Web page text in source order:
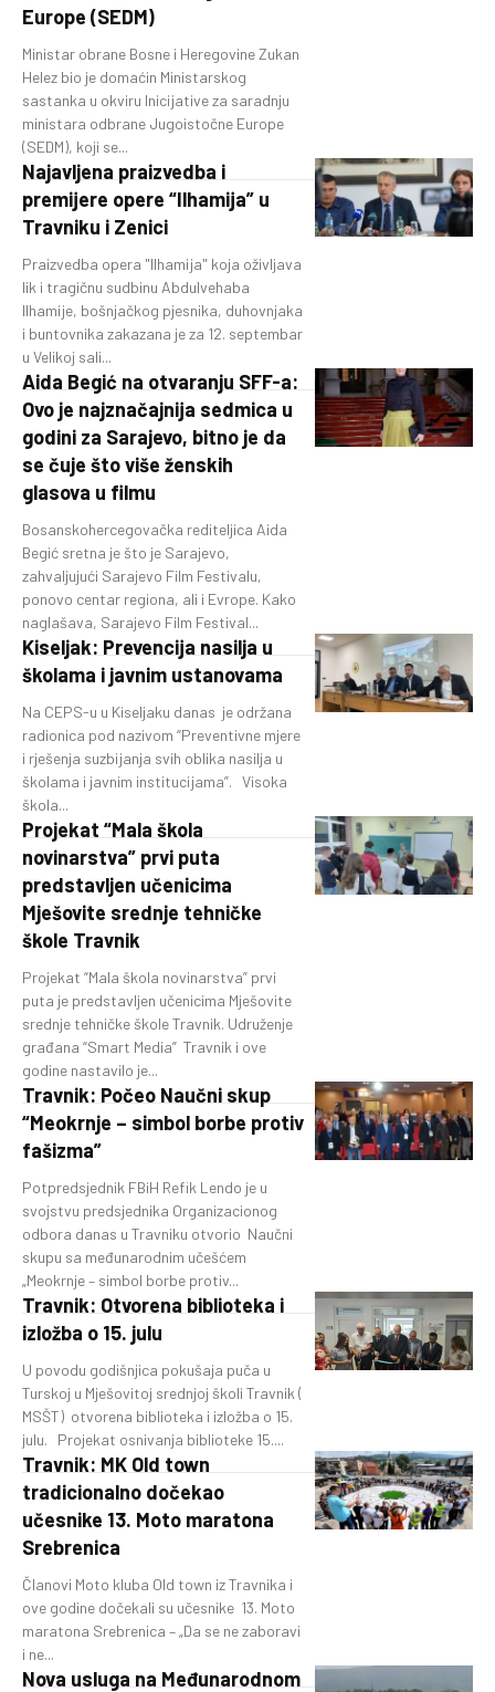
Europe (SEDM)
Ministar obrane Bosne i Heregovine Zukan
Helez bio je domaćin Ministarskog
sastanka u okviru Inicijative za saradnju
ministara odbrane Jugoistočne Europe
(SEDM), koji se...
Najavljena praizvedba i
premijere opere “Ilhamija” u
Travniku i Zenici
Praizvedba opera "Ilhamija" koja oživljava
lik i tragičnu sudbinu Abdulvehaba
Ilhamije, bošnjačkog pjesnika, duhovnjaka
i buntovnika zakazana je za 12. septembar
u Velikoj sali...
Aida Begić na otvaranju SFF-a:
Ovo je najznačajnija sedmica u
godini za Sarajevo, bitno je da
se čuje što više ženskih
glasova u filmu
Bosanskohercegovačka rediteljica Aida
Begić sretna je što je Sarajevo,
zahvaljujući Sarajevo Film Festivalu,
ponovo centar regiona, ali i Evrope. Kako
naglašava, Sarajevo Film Festival...
Kiseljak: Prevencija nasilja u
školama i javnim ustanovama
Na CEPS-u u Kiseljaku danas je održana
radionica pod nazivom “Preventivne mjere
i rješenja suzbijanja svih oblika nasilja u
školama i javnim institucijama”. Visoka
škola...
Projekat “Mala škola
novinarstva” prvi puta
predstavljen učenicima
Mješovite srednje tehničke
škole Travnik
Projekat “Mala škola novinarstva” prvi
puta je predstavljen učenicima Mješovite
srednje tehničke škole Travnik. Udruženje
građana “Smart Media” Travnik i ove
godine nastavilo je...
Travnik: Počeo Naučni skup
“Meokrnje – simbol borbe protiv
fašizma”
Potpredsjednik FBiH Refik Lendo je u
svojstvu predsjednika Organizacionog
odbora danas u Travniku otvorio Naučni
skupu sa međunarodnim učešćem
„Meokrnje – simbol borbe protiv...
Travnik: Otvorena biblioteka i
izložba o 15. julu
U povodu godišnjica pokušaja puča u
Turskoj u Mješovitoj srednjoj školi Travnik (
MSŠT) otvorena biblioteka i izložba o 15.
julu. Projekat osnivanja biblioteke 15....
Travnik: MK Old town
tradicionalno dočekao
učesnike 13. Moto maratona
Srebrenica
Članovi Moto kluba Old town iz Travnika i
ove godine dočekali su učesnike 13. Moto
maratona Srebrenica – „Da se ne zaboravi
i ne...
Nova usluga na Međunarodnom